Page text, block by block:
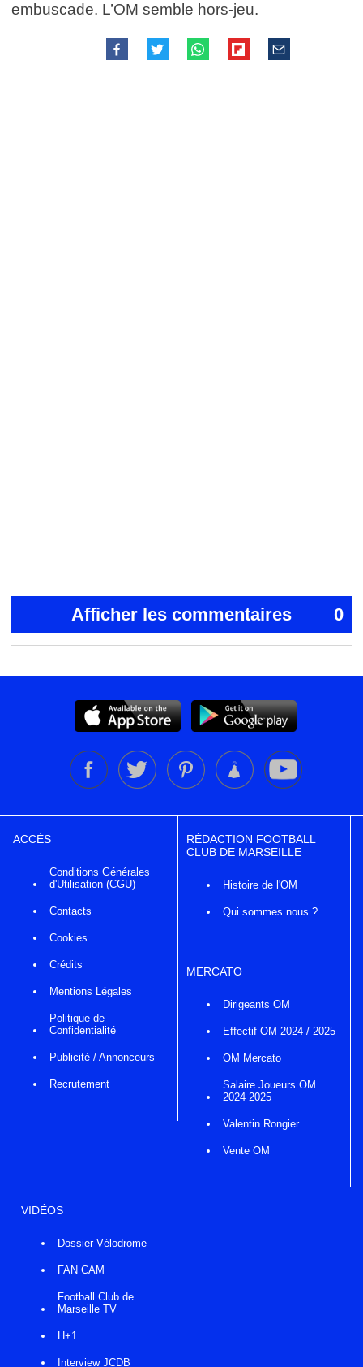
embuscade. L’OM semble hors-jeu.
Afficher les commentaires 0
ACCÈS
Conditions Générales
d'Utilisation (CGU)
Contacts
Cookies
Crédits
Mentions Légales
Politique de
Confidentialité
Publicité / Annonceurs
Recrutement
RÉDACTION FOOTBALL
CLUB DE MARSEILLE
Histoire de l'OM
Qui sommes nous ?
MERCATO
Dirigeants OM
Effectif OM 2024 / 2025
OM Mercato
Salaire Joueurs OM
2024 2025
Valentin Rongier
Vente OM
VIDÉOS
Dossier Vélodrome
FAN CAM
Football Club de
Marseille TV
H+1
Interview JCDB